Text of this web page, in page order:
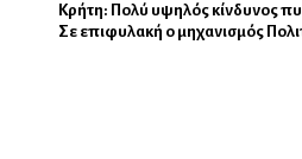
Κρήτη: Πολύ υψηλός κίνδυνος
Σε επιφυλακή ο μηχανισμός